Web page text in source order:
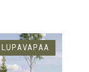
LUPAVAPAA